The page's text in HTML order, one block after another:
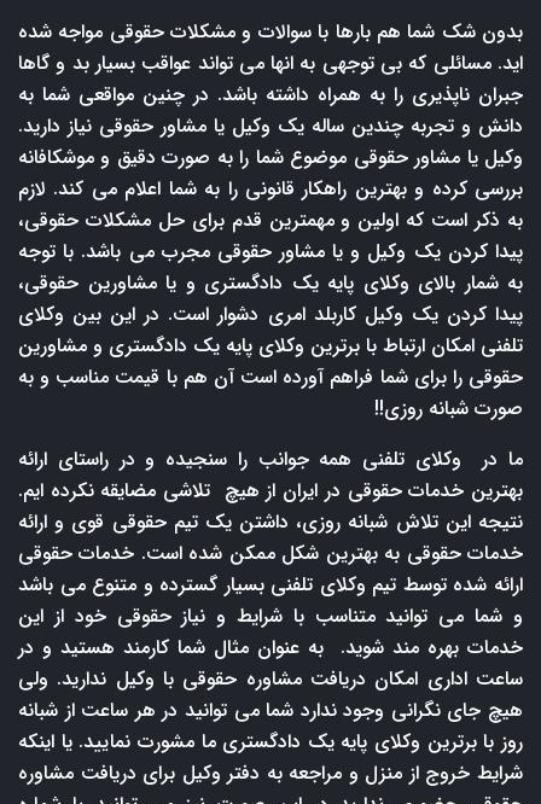
بدون شک شما هم بارها با سوالات و مشکلات حقوقی مواجه شده
اید. مسائلی که بی توجهی به انها می تواند عواقب بسیار بد و گاها
جبران ناپذیری را به همراه داشته باشد. در چنین مواقعی شما به
دانش و تجربه چندین ساله یک وکیل یا مشاور حقوقی نیاز دارید.
وکیل یا مشاور حقوقی موضوع شما را به صورت دقیق و موشکافانه
بررسی کرده و بهترین راهکار قانونی را به شما اعلام می کند. لازم
به ذکر است که اولین و مهمترین قدم برای حل مشکلات حقوقی،
پیدا کردن یک وکیل و یا مشاور حقوقی مجرب می باشد. با توجه
به شمار بالای وکلای پایه یک دادگستری و یا مشاورین حقوقی،
پیدا کردن یک وکیل کاربلد امری دشوار است. در این بین وکلای
تلفنی امکان ارتباط با برترین وکلای پایه یک دادگستری و مشاورین
حقوقی را برای شما فراهم آورده است آن هم با قیمت مناسب و به
صورت شبانه روزی!!
ما در وکلای تلفنی همه جوانب را سنجیده و در راستای ارائه
بهترین خدمات حقوقی در ایران از هیچ تلاشی مضایقه نکرده ایم.
نتیجه این تلاش شبانه روزی، داشتن یک تیم حقوقی قوی و ارائه
خدمات حقوقی به بهترین شکل ممکن شده است. خدمات حقوقی
ارائه شده توسط تیم وکلای تلفنی بسیار گسترده و متنوع می باشد
و شما می توانید متناسب با شرایط و نیاز حقوقی خود از این
خدمات بهره مند شوید. به عنوان مثال شما کارمند هستید و در
ساعت اداری امکان دریافت مشاوره حقوقی با وکیل ندارید. ولی
هیچ جای نگرانی وجود ندارد شما می توانید در هر ساعت از شبانه
روز با برترین وکلای پایه یک دادگستری ما مشورت نمایید. یا اینکه
شرایط خروج از منزل و مراجعه به دفتر وکیل برای دریافت مشاوره